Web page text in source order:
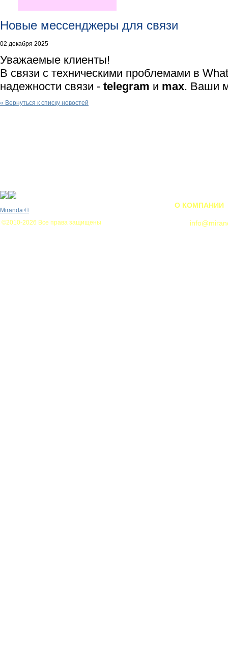
Новые мессенджеры для связи
02 декабря 2025
Уважаемые клиенты!
В связи с техническими проблемами в
надежности связи - telegram и max. Ваши
« Вернуться к списку новостей
Miranda ©
©2010-2026 Все права защищены
О КОМПАНИИ